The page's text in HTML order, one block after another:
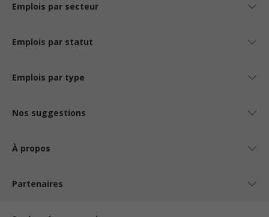
Emplois par secteur
Emplois par statut
Emplois par type
Nos suggestions
À propos
Partenaires